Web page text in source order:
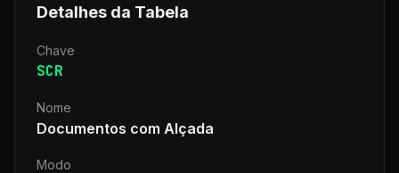
Detalhes da Tabela
Chave
SCR
Nome
Documentos com Alçada
Modo